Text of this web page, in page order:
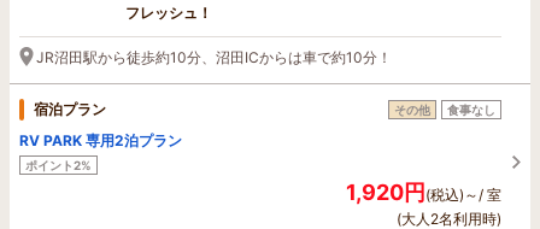
フレッシュ！
JR沼田駅から徒歩約10分、沼田ICからは車で約10分！
宿泊プラン その他 食事なし
RV PARK 専用2泊プラン
ポイント2%
1,920円(税込)～/ 室
(大人2名利用時)